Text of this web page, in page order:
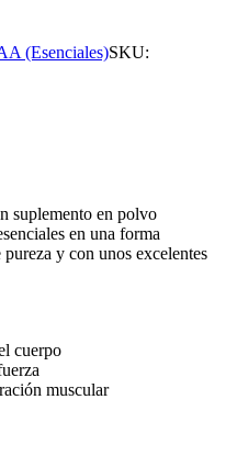
(Esenciales)SKU:
suplemento en polvo
en una forma
y con unos excelentes
cuerpo
muscular